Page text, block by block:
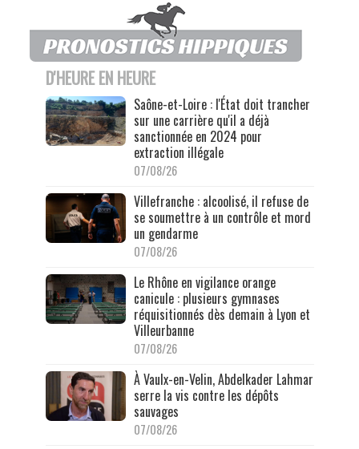
D'HEURE EN HEURE
Saône-et-Loire : l'État doit trancher
sur une carrière qu'il a déjà
sanctionnée en 2024 pour
extraction illégale
07/08/26
Villefranche : alcoolisé, il refuse de
se soumettre à un contrôle et mord
un gendarme
07/08/26
Le Rhône en vigilance orange
canicule : plusieurs gymnases
réquisitionnés dès demain à Lyon et
Villeurbanne
07/08/26
À Vaulx-en-Velin, Abdelkader Lahmar
serre la vis contre les dépôts
sauvages
07/08/26